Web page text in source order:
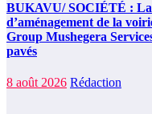
BUKAVU/ SOCIÉTÉ :
d’aménagement de la
Group Mushegera
pavés
8 août 2026 Rédaction